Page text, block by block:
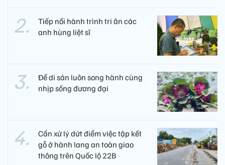
Tiếp nối hành trình tri ân các
anh hùng liệt sĩ ​
Để di sản luôn song hành cùng
nhịp sống đương đại
Cần xử lý dứt điểm việc tập kết
gỗ ở hành lang an toàn giao
thông trên Quốc lộ 22B